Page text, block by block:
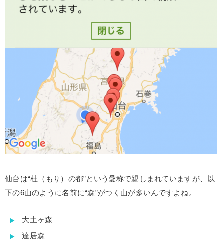
仙台は“杜（もり）の都”という愛称で親しまれていますが、以
下の6山のように名前に“森”がつく山が多いんですよね。
大土ヶ森
達居森